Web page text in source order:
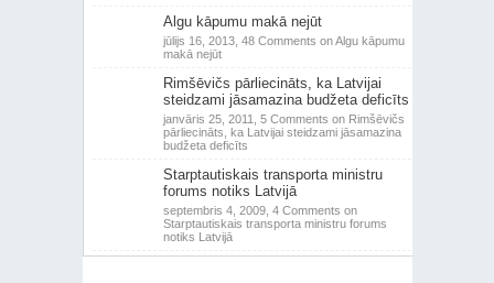
Algu kāpumu makā nejūt
jūlijs 16, 2013, 48 Comments on Algu kāpumu
makā nejūt
Rimšēvičs pārliecināts, ka Latvijai
steidzami jāsamazina budžeta deficīts
janvāris 25, 2011, 5 Comments on Rimšēvičs
pārliecināts, ka Latvijai steidzami jāsamazina
budžeta deficīts
Starptautiskais transporta ministru
forums notiks Latvijā
septembris 4, 2009, 4 Comments on
Starptautiskais transporta ministru forums
notiks Latvijā